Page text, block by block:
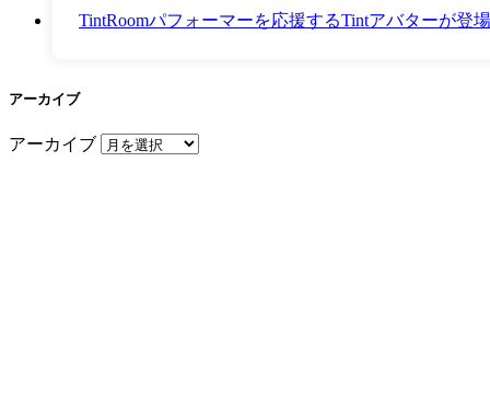
TintRoomパフォーマーを応援するTintアバターが登
アーカイブ
アーカイブ